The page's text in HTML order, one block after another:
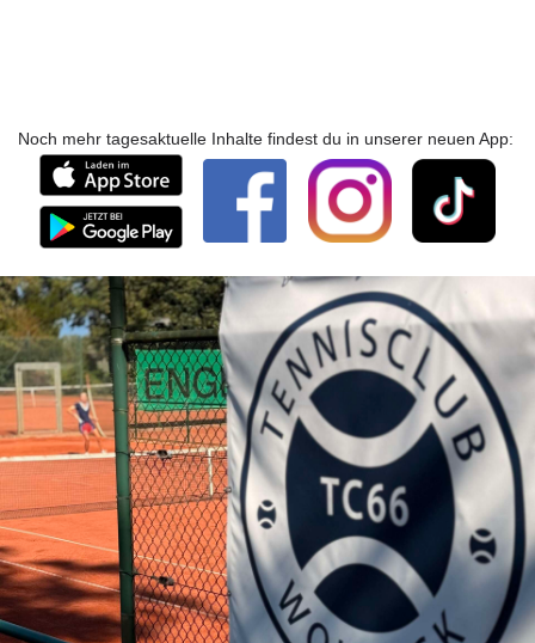
Noch mehr tagesaktuelle Inhalte findest du in unserer neuen App: